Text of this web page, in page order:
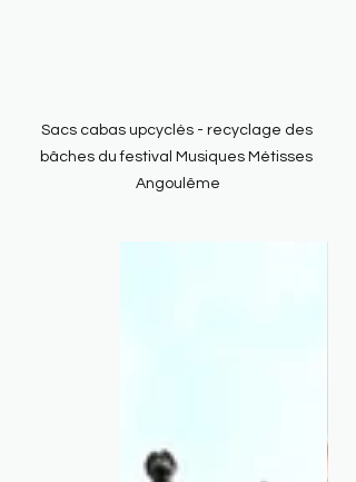
Sacs cabas upcyclés - recyclage des
bâches du festival Musiques Métisses
Angoulême